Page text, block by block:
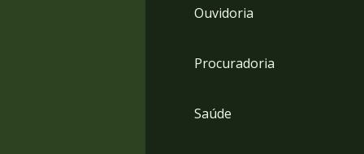
Ouvidoria
Procuradoria
Saúde